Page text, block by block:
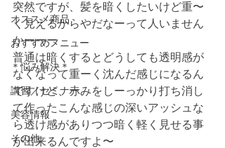
オススメ商品
おすすめメニュー
＊悩み解決＊
講習／セミナー
美容情報
その他
突然ですが、髪を暗くしたいけど重〜
く見えるからやだなーって人いません
かーーー
普通は暗くするとどうしても透明感が
なくなって重ーく沈んだ感じになるん
ですけど、赤みをしーっかり打ち消し
て作ったこんな感じの深いアッシュな
ら透け感がありつつ暗く軽く見せる事
が出来るんですよ〜